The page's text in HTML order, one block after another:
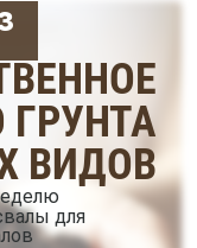
ВИДОВ
для